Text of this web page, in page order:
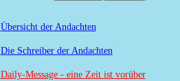
Übersicht der Andachten
Die Schreiber der Andachten
Daily-Message - eine Zeit ist vorüber